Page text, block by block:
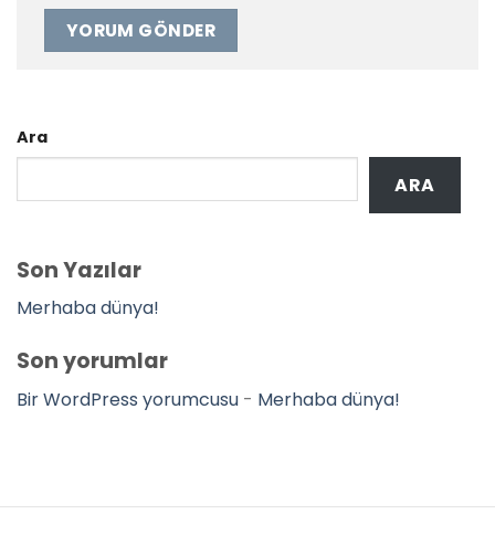
Ara
ARA
Son Yazılar
Merhaba dünya!
Son yorumlar
Bir WordPress yorumcusu - Merhaba dünya!